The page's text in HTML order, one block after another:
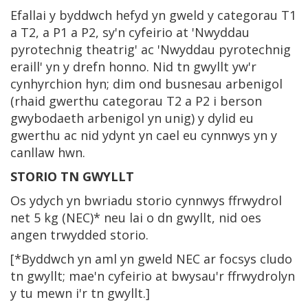
Efallai y byddwch hefyd yn gweld y categorau T1
a T2, a P1 a P2, sy'n cyfeirio at 'Nwyddau
pyrotechnig theatrig' ac 'Nwyddau pyrotechnig
eraill' yn y drefn honno. Nid tn gwyllt yw'r
cynhyrchion hyn; dim ond busnesau arbenigol
(rhaid gwerthu categorau T2 a P2 i berson
gwybodaeth arbenigol yn unig) y dylid eu
gwerthu ac nid ydynt yn cael eu cynnwys yn y
canllaw hwn.
STORIO TN GWYLLT
Os ydych yn bwriadu storio cynnwys ffrwydrol
net 5 kg (NEC)* neu lai o dn gwyllt, nid oes
angen trwydded storio.
[*Byddwch yn aml yn gweld NEC ar focsys cludo
tn gwyllt; mae'n cyfeirio at bwysau'r ffrwydrolyn
y tu mewn i'r tn gwyllt.]